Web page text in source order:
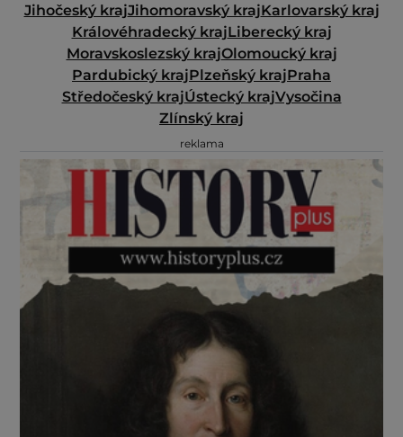
Jihočeský krajJihomoravský krajKarlovarský kraj
Královéhradecký krajLiberecký kraj
Moravskoslezský krajOlomoucký kraj
Pardubický krajPlzeňský krajPraha
Středočeský krajÚstecký krajVysočina
Zlínský kraj
reklama